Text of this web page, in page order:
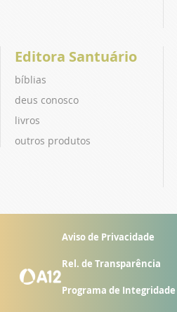
Editora Santuário
bíblias
deus conosco
livros
outros produtos
Aviso de Privacidade
Rel. de Transparência
Programa de Integridade